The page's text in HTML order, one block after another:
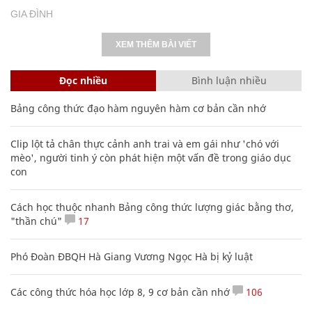
GIA ĐÌNH
XEM THÊM BÀI VIẾT
Đọc nhiều Bình luận nhiều
Bảng công thức đạo hàm nguyên hàm cơ bản cần nhớ
Clip lột tả chân thực cảnh anh trai và em gái như 'chó với
mèo', người tinh ý còn phát hiện một vấn đề trong giáo dục
con
Cách học thuộc nhanh Bảng công thức lượng giác bằng thơ,
"thần chú"
17
Phó Đoàn ĐBQH Hà Giang Vương Ngọc Hà bị kỷ luật
Các công thức hóa học lớp 8, 9 cơ bản cần nhớ 106